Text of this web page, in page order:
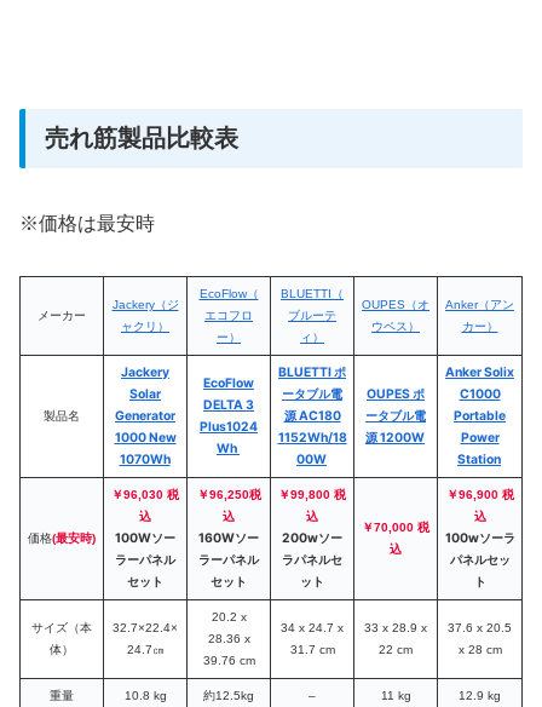
売れ筋製品比較表
※価格は最安時
メーカー
Jackery（ジ
ャクリ）
EcoFlow（
エコフロ
ー）
BLUETTI（
ブルーテ
ィ）
OUPES（オ
ウペス）
Anker（アン
カー）
製品名
Jackery
Solar
Generator
1000 New
1070Wh
EcoFlow
DELTA 3
Plus1024
Wh
BLUETTI ポ
ータブル電
源 AC180
1152Wh/18
00W
OUPES ポ
ータブル電
源 1200W
Anker Solix
C1000
Portable
Power
Station
価格(最安時)
￥96,030 税
込
100Wソー
ラーパネル
セット
￥96,250税
込
160Wソー
ラーパネル
セット
￥99,800 税
込
200wソー
ラパネルセ
ット
￥70,000 税
込
￥96,900 税
込
100wソーラ
パネルセッ
ト
サイズ（本
体）
32.7×22.4×
24.7㎝
20.2 x
28.36 x
39.76 cm
34 x 24.7 x
31.7 cm
‎33 x 28.9 x
22 cm
‎37.6 x 20.5
x 28 cm
重量 10.8 kg 約12.5kg – 11 kg 12.9 kg